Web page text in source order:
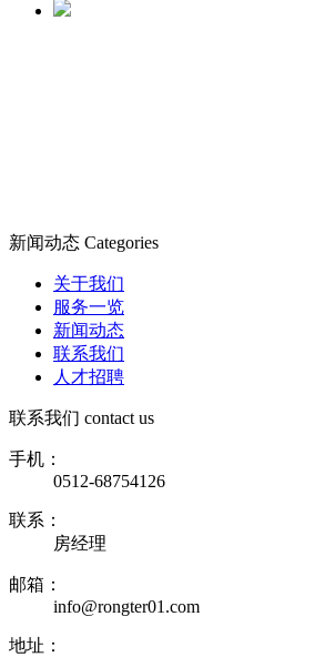
新闻动态 Categories
关于我们
服务一览
新闻动态
联系我们
人才招聘
联系我们 contact us
手机：
0512-68754126
联系：
房经理
邮箱：
info@rongter01.com
地址：